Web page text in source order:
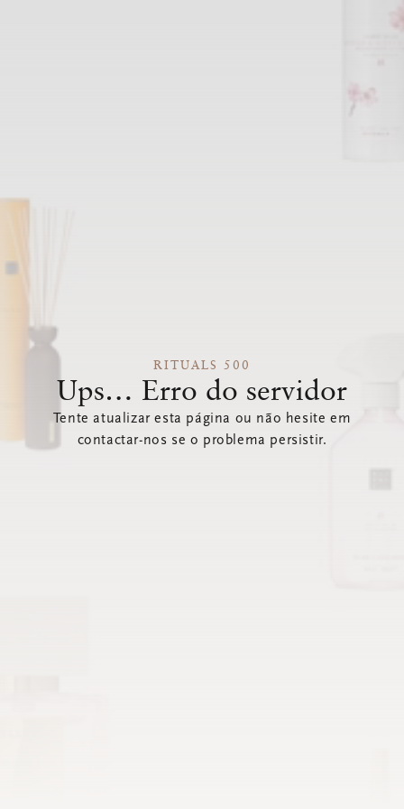
RITUALS 500
Ups… Erro do servidor
Tente atualizar esta página ou não hesite em
contactar-nos se o problema persistir.